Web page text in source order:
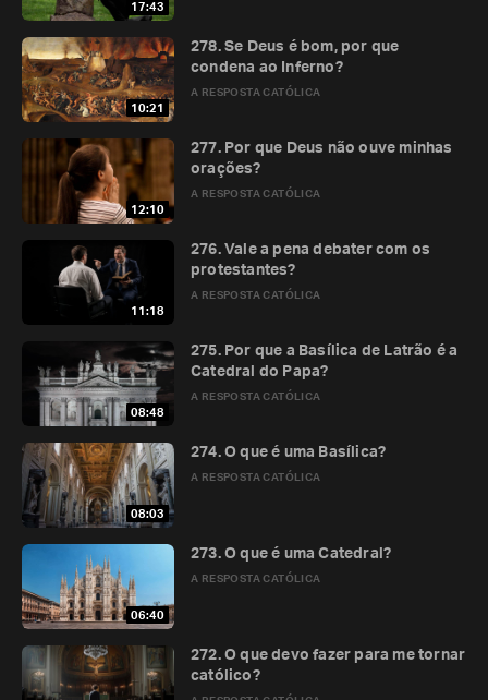
17:43
10:21
A RESPOSTA CATÓLICA
278. Se Deus é bom, por que
condena ao Inferno?
12:10
A RESPOSTA CATÓLICA
277. Por que Deus não ouve minhas
orações?
11:18
A RESPOSTA CATÓLICA
276. Vale a pena debater com os
protestantes?
08:48
A RESPOSTA CATÓLICA
275. Por que a Basílica de Latrão é a
Catedral do Papa?
08:03
A RESPOSTA CATÓLICA
274. O que é uma Basílica?
06:40
A RESPOSTA CATÓLICA
273. O que é uma Catedral?
272. O que devo fazer para me tornar
católico?